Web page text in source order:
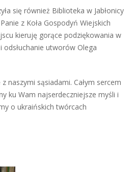
się również Biblioteka w Jabłonicy
z Koła Gospodyń Wiejskich
kieruję gorące podziękowania w
odsłuchanie utworów Olega
naszymi sąsiadami. Całym sercem
ku Wam najserdeczniejsze myśli i
o ukraińskich twórcach